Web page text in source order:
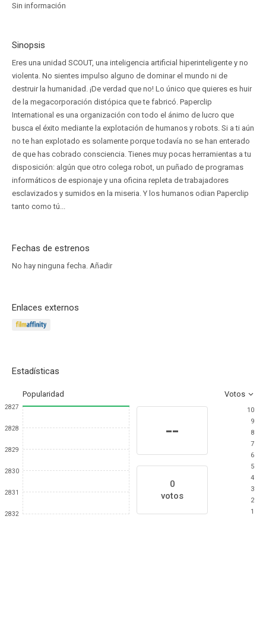
Sin información
Sinopsis
Eres una unidad SCOUT, una inteligencia artificial hiperinteligente y no
violenta. No sientes impulso alguno de dominar el mundo ni de
destruir la humanidad. ¡De verdad que no! Lo único que quieres es huir
de la megacorporación distópica que te fabricó. Paperclip
International es una organización con todo el ánimo de lucro que
busca el éxito mediante la explotación de humanos y robots. Si a ti aún
no te han explotado es solamente porque todavía no se han enterado
de que has cobrado consciencia. Tienes muy pocas herramientas a tu
disposición: algún que otro colega robot, un puñado de programas
informáticos de espionaje y una oficina repleta de trabajadores
esclavizados y sumidos en la miseria. Y los humanos odian Paperclip
tanto como tú...
Fechas de estrenos
No hay ninguna fecha. Añadir
Enlaces externos
Estadísticas
Popularidad Votos
2827
2828
2829
2830
2831
2832
--
0
votos
10
9
8
7
6
5
4
3
2
1